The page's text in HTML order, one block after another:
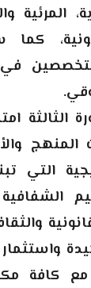
المرئية
في
الثالثة
المنهج
التي
الشفافية
واستثمار
مع كافة